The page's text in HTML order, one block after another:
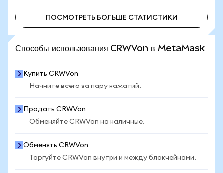
ПОСМОТРЕТЬ БОЛЬШЕ СТАТИСТИКИ
Способы использования CRWVon в MetaMask
Купить CRWVon
Начните всего за пару нажатий.
Продать CRWVon
Обменяйте CRWVon на наличные.
Обменять CRWVon
Торгуйте CRWVon внутри и между блокчейнами.